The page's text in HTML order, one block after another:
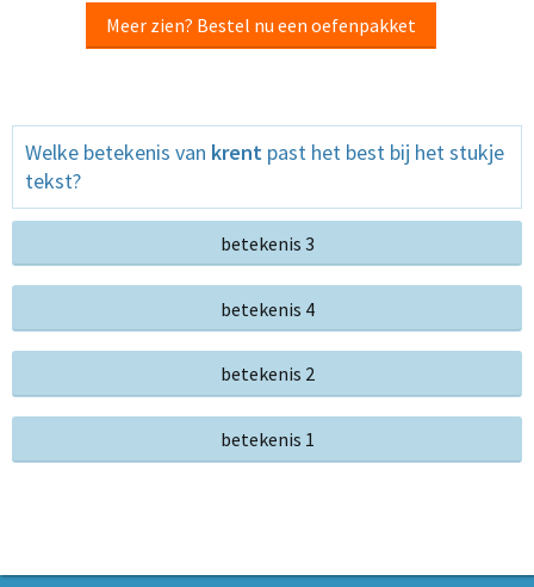
Meer zien? Bestel nu een oefenpakket
Welke betekenis van krent past het best bij het stukje
tekst?
betekenis 3
betekenis 4
betekenis 2
betekenis 1